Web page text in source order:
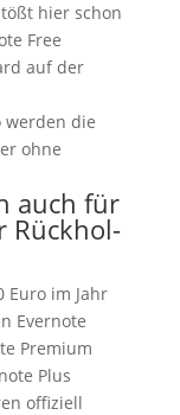
hier schon
Free
auf der
werden die
ohne
auch für
Rückhol-
Euro im Jahr
Evernote
Premium
Plus
offiziell